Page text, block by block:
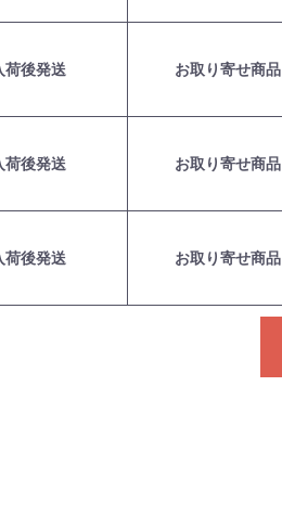
荷後発送 お取り寄せ商品
荷後発送 お取り寄せ商品
荷後発送 お取り寄せ商品